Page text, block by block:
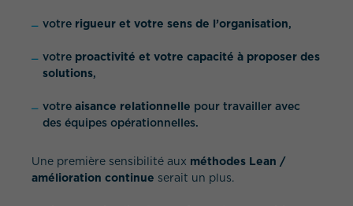
votre rigueur et votre sens de l’organisation,
votre proactivité et votre capacité à proposer des
solutions,
votre aisance relationnelle pour travailler avec
des équipes opérationnelles.
Une première sensibilité aux méthodes Lean /
amélioration continue serait un plus.